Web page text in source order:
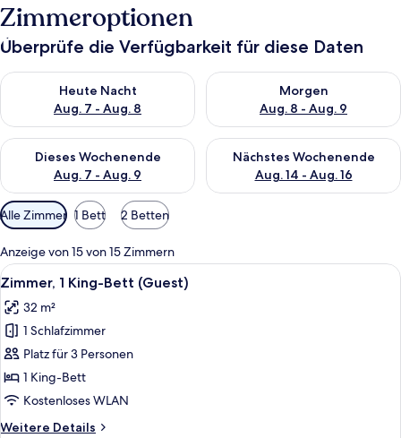
Zimmeroptionen
Überprüfe die Verfügbarkeit für diese Daten
Heute Nacht
Aug. 7 - Aug. 8
Überprüfe die Verfügbarkeit für heute Nacht, Aug. 7 - Aug. 8.
Morgen
Aug. 8 - Aug. 9
Überprüfe die Verfügbarkeit
Dieses Wochenende
Aug. 7 - Aug. 9
Überprüfe die Verfügbarkeit für dieses Wochenende, Aug. 7
Nächstes Wochenende
Aug. 14 - Aug. 16
Überprüfe die Verfügbarkeit
Verfügbare
Filter
für
Zimmer
Alle Zimmer 1 Bett 2 Betten
Anzeige von 15 von 15 Zimmern
Alle
Fotos
für
Zimmer,
1 King-
Bett
(Guest)
Ein Hotelzimmer mit einem großen
10
Zimmer, 1 King-Bett (Guest)
32 m²
1 Schlafzimmer
Platz für 3 Personen
1 King-Bett
Kostenloses WLAN
Weitere Details
Weitere